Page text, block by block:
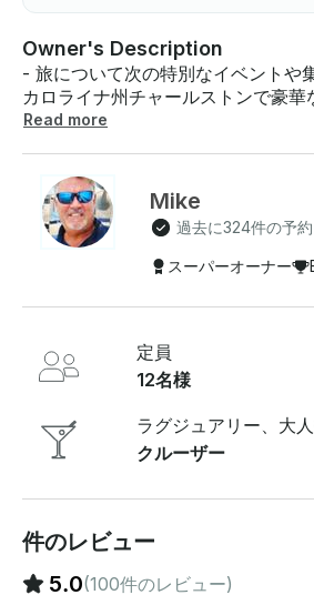
Owner's Description
- 旅について次の特別なイベントや集まり
カロライナ州チャールストンで豪華
ょう。このヨットは、エレガントな
テンやクルーがチャールストン・ハ
景色を案内してくれるので、ダンス
しょう。イルカウォッチングでも、
ズでも、特別なイベントを祝う場合
ついてこの全長46フィートのジェ
で、2つのフロアにまたがる複数の
スペースを備えています。メインサ
ミアムBluetoothサウンドシステム
室のプライベートステートルームに
ム、チーク材のインテリア、エアコ
豪華なお部屋をお過ごしいただけま
ることができます。上部の橋には
ッキはイルカを見たり、ゲストと交
Read more
Mike
過去に324件の予約
スーパーオーナー
定員
12名様
ラグジュアリー、大
クルーザー
件のレビュー
5.0(100件のレビュー)